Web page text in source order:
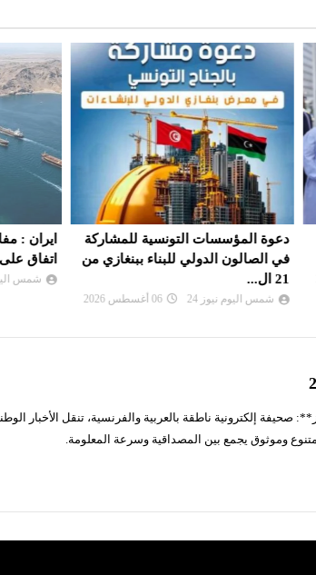
دعوة المؤسسات التونسية للمشاركة
في الصالون الدولي للبناء ببنغازي من
21 ال...
شمس اليوم نيوز 24 06 أغسطس 2026
ايران :
اتفاق
شمس اليوم
إلكترونية ناطقة بالعربية والفرنسية، تنقل الأخبار
وموثوق يجمع بين المصداقية وسرعة المعلومة.